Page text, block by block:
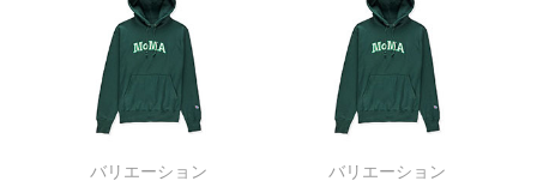
バリエーション
バリエーション